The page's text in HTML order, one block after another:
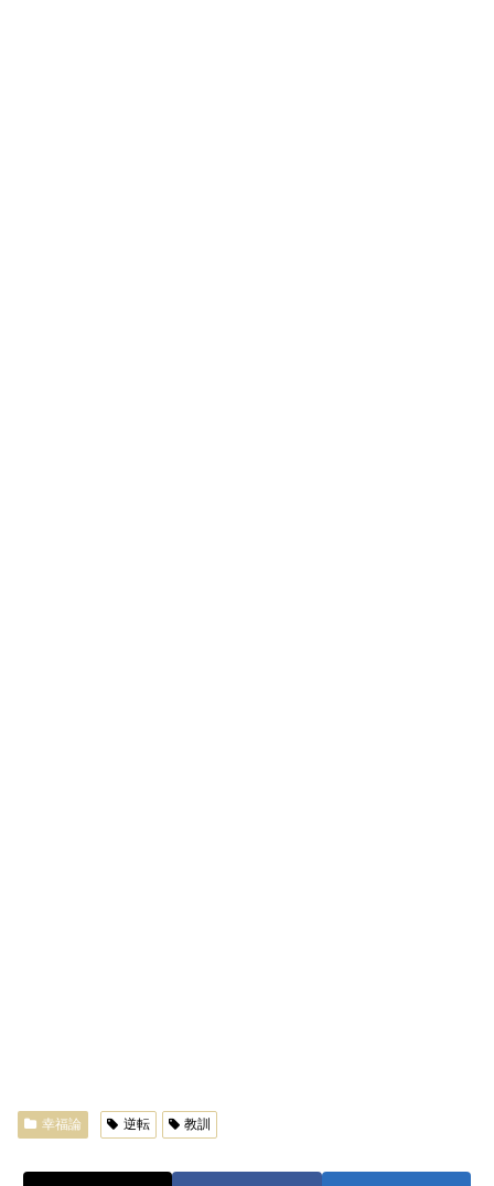
幸福論 逆転 教訓